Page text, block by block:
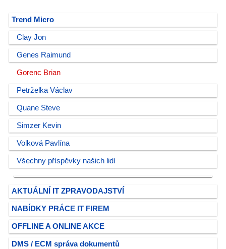
Trend Micro
Clay Jon
Genes Raimund
Gorenc Brian
Petrželka Václav
Quane Steve
Simzer Kevin
Volková Pavlína
Všechny příspěvky našich lidí
AKTUÁLNÍ IT ZPRAVODAJSTVÍ
NABÍDKY PRÁCE IT FIREM
OFFLINE A ONLINE AKCE
DMS / ECM správa dokumentů